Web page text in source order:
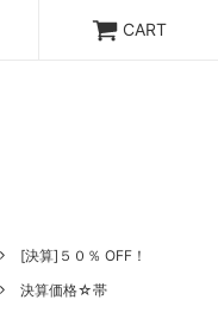
CART
[決算]５０％ OFF！
決算価格☆帯